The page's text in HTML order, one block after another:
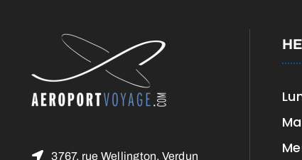
3767, rue Wellington, Verdun